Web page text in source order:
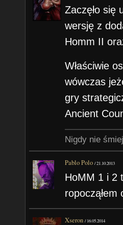
Zaczęło się
wersję z
Homm II
Właściwie
wówczas
gry
Ancient
Nigdy nie
Pablo Polo /21.10.2013
HoMM 1 i 2
ropocząłem
Xseron /16.05.2014